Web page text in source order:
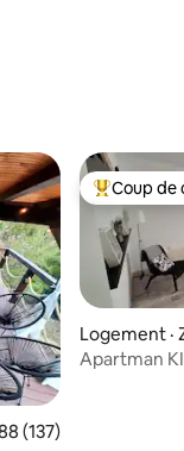
moyenne de 4,88
(137)
Coup de
Coup de
Logement ·
Apartman